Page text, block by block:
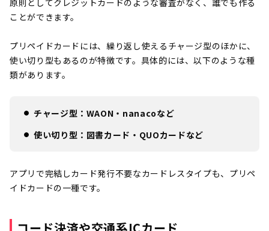
ことができます。
プリペイドカードには、繰り返し使えるチャージ型のほかに、
使い切り型もあるのが特徴です。具体的には、以下のような種
類があります。
チャージ型：WAON・nanacoなど
使い切り型：図書カード・QUOカードなど
アプリで完結しカード発行不要なカードレスタイプも、プリペ
イドカードの一種です。
コード決済や交通系ICカード